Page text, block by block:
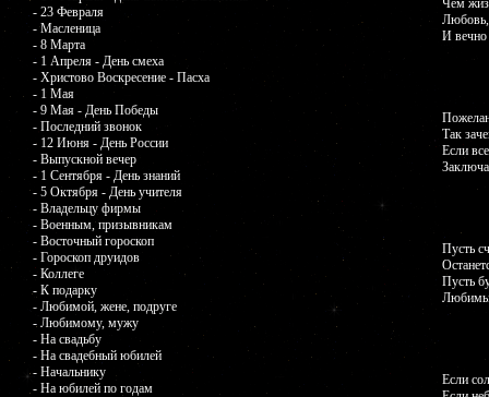
- 23 Февраля
- Масленица
- 8 Марта
- 1 Апреля - День смеха
- Христово Воскресение - Пасха
- 1 Мая
- 9 Мая - День Победы
- Последний звонок
- 12 Июня - День России
- Выпускной вечер
- 1 Сентября - День знаний
- 5 Октября - День учителя
- Владельцу фирмы
- Военным, призывникам
- Восточный гороскоп
- Гороскоп друидов
- Коллеге
- К подарку
- Любимой, жене, подруге
- Любимому, мужу
- На свадьбу
- На свадебный юбилей
- Начальнику
- На юбилей по годам
Чем
Любовь,
И вечно
Так
Если
Пусть
Пусть
Если